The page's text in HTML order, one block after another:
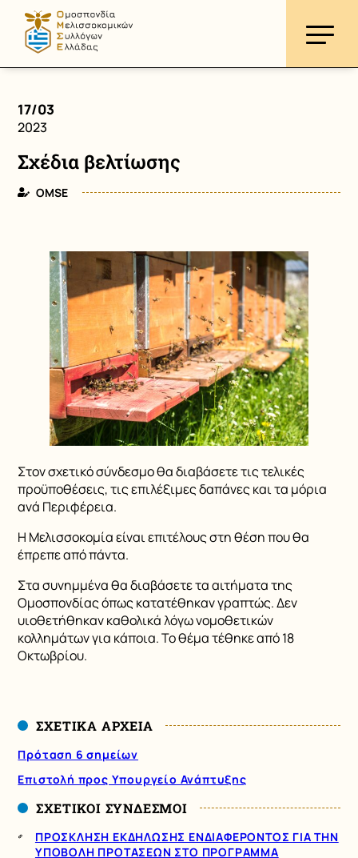
17/03
2023
Σχέδια βελτίωσης
OMSE
Στον σχετικό σύνδεσμο θα διαβάσετε τις τελικές
προϋποθέσεις, τις επιλέξιμες δαπάνες και τα μόρια
ανά Περιφέρεια.
Η Μελισσοκομία είναι επιτέλους στη θέση που θα
έπρεπε από πάντα.
Στα συνημμένα θα διαβάσετε τα αιτήματα της
Ομοσπονδίας όπως κατατέθηκαν γραπτώς. Δεν
υιοθετήθηκαν καθολικά λόγω νομοθετικών
κολλημάτων για κάποια. Το θέμα τέθηκε από 18
Οκτωβρίου.
ΣΧΕΤΙΚΑ ΑΡΧΕΙΑ
Πρόταση 6 σημείων
Επιστολή προς Υπουργείο Ανάπτυξης
ΣΧΕΤΙΚΟΙ ΣΥΝΔΕΣΜΟΙ
ΠΡΟΣΚΛΗΣΗ ΕΚΔΗΛΩΣΗΣ ΕΝΔΙΑΦΕΡΟΝΤΟΣ ΓΙΑ ΤΗΝ
ΥΠΟΒΟΛΗ ΠΡΟΤΑΣΕΩΝ ΣΤΟ ΠΡΟΓΡΑΜΜΑ